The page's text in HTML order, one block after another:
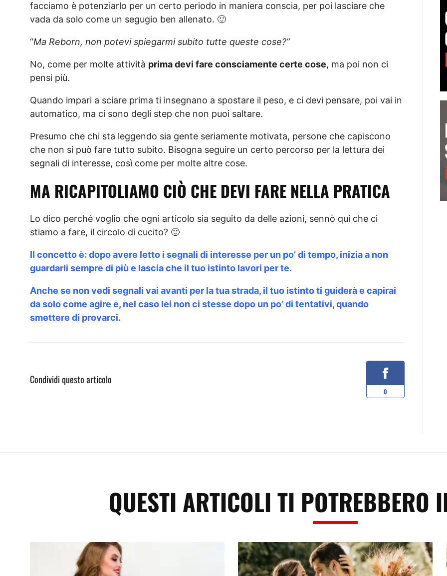
facciamo è potenziarlo per un certo periodo in maniera conscia, per poi lasciare che
vada da solo come un segugio ben allenato. 🙂
“Ma Reborn, non potevi spiegarmi subito tutte queste cose?”
No, come per molte attività prima devi fare consciamente certe cose, ma poi non ci
pensi più.
Quando impari a sciare prima ti insegnano a spostare il peso, e ci devi pensare, poi vai in
automatico, ma ci sono degli step che non puoi saltare.
Presumo che chi sta leggendo sia gente seriamente motivata, persone che capiscono
che non si può fare tutto subito. Bisogna seguire un certo percorso per la lettura dei
segnali di interesse, così come per molte altre cose.
MA RICAPITOLIAMO CIÒ CHE DEVI FARE NELLA PRATICA
Lo dico perché voglio che ogni articolo sia seguito da delle azioni, sennò qui che ci
stiamo a fare, il circolo di cucito? 🙂
Il concetto è: dopo avere letto i segnali di interesse per un po’ di tempo, inizia a non
guardarli sempre di più e lascia che il tuo istinto lavori per te.
Anche se non vedi segnali vai avanti per la tua strada, il tuo istinto ti guiderà e capirai
da solo come agire e, nel caso lei non ci stesse dopo un po’ di tentativi, quando
smettere di provarci.
Condividi questo articolo
0
QUESTI ARTICOLI TI POTREBBERO